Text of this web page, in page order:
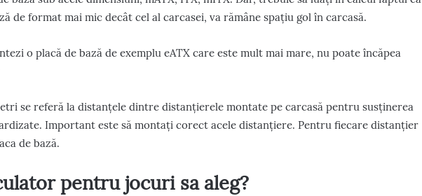
de format mai mic decât cel al carcasei, va rămâne spațiu gol în carcasă.
o placă de bază de exemplu eATX care este mult mai mare, nu poate încăpea
se referă la distanțele dintre distanțierele montate pe carcasă pentru susținerea
Important este să montați corect acele distanțiere. Pentru fiecare distanțier
de bază.
pentru jocuri sa aleg?